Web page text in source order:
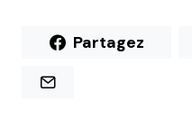
Partagez